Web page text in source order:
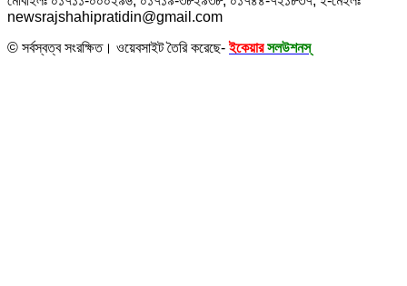
newsrajshahipratidin@gmail.com
© সর্বস্বত্ব সংরক্ষিত। ওয়েবসাইট তৈরি করেছে-ইকেয়ার সলউশনস্